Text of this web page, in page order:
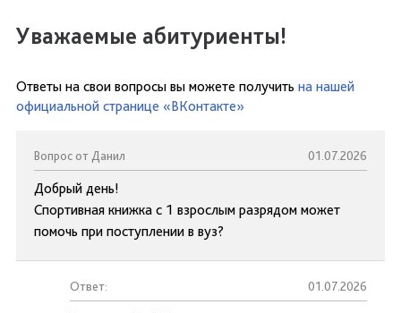
Уважаемые абитуриенты!
Ответы на свои вопросы вы можете получить на нашей
официальной странице «ВКонтакте»
Вопрос от Данил 01.07.2026
Добрый день!
Спортивная книжка с 1 взрослым разрядом может
помочь при поступлении в вуз?
Ответ: 01.07.2026